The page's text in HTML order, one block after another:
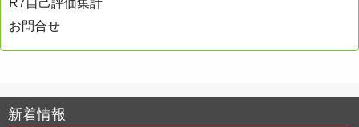
お問合せ
新着情報